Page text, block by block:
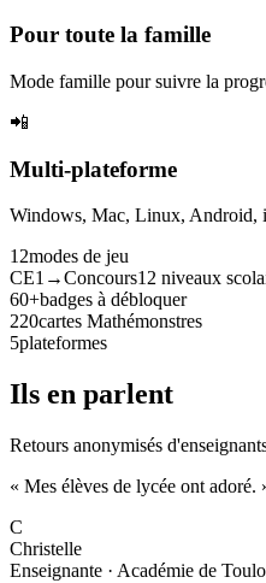
Pour toute la famille
Mode famille pour suivre la
📲
Multi-plateforme
Windows, Mac, Linux, Android,
12modes de jeu
CE1→Concours12 niveaux
60+badges à débloquer
220cartes Mathémonstres
5plateformes
Ils en parlent
Retours anonymisés
« Mes élèves de lycée ont adoré.
C
Christelle
Enseignante · Académie de